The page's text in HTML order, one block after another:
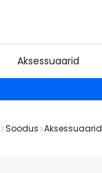
Aksessuaarid
Soodus Aksessuaarid